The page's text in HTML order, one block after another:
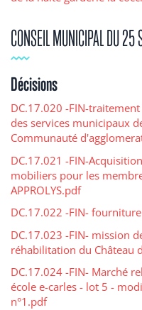
CONSEIL MUNICIPAL DU
Décisions
DC.17.020 -FIN-
des services municipaux
Communauté
DC.17.021 -FIN-
mobiliers pour les
APPROLYS.pdf
DC.17.022 -FIN-
DC.17.023 -FIN- mission
réhabilitation du Château
DC.17.024 -FIN- Marché
école e-carles - lot 5 -
n°1.pdf